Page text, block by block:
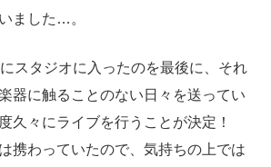
ました…。
スタジオに入ったのを最後に、それ
器に触ることのない日々を送ってい
久々にライブを行うことが決定！
携わっていたので、気持ちの上では